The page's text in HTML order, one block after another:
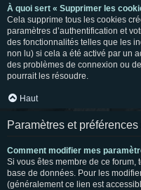
À quoi sert « Supprimer les
Cela supprime tous les cookies
paramètres d’authentification et
des fonctionnalités telles que les
non lu) si cela a été activé par un
des problèmes de connexion ou
pourrait les résoudre.
Haut
Paramètres et préférences
Comment modifier mes
Si vous êtes membre de ce forum,
base de données. Pour les
(généralement ce lien est